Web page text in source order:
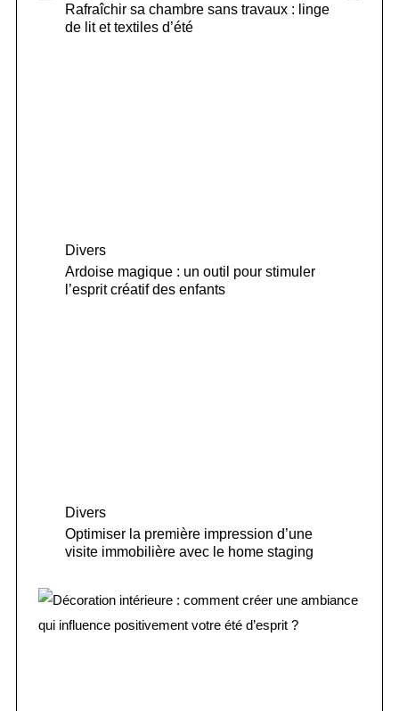
Rafraîchir sa chambre sans travaux : linge
de lit et textiles d’été
Divers
Ardoise magique : un outil pour stimuler
l’esprit créatif des enfants
Divers
Optimiser la première impression d’une
visite immobilière avec le home staging